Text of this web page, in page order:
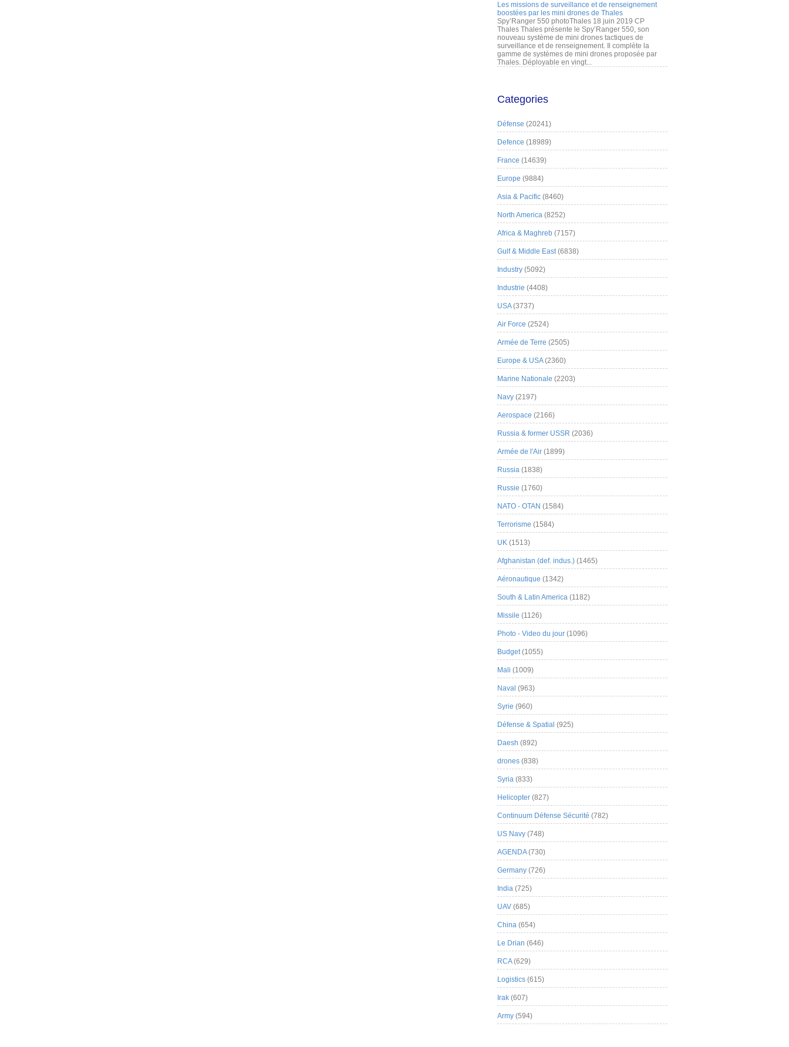
Les missions de surveillance et de renseignement
boostées par les mini drones de Thales
Spy’Ranger 550 photoThales 18 juin 2019 CP
Thales Thales présente le Spy’Ranger 550, son
nouveau système de mini drones tactiques de
surveillance et de renseignement. Il complète la
gamme de systèmes de mini drones proposée par
Thales. Déployable en vingt...
Categories
Défense (20241)
Defence (18989)
France (14639)
Europe (9884)
Asia & Pacific (8460)
North America (8252)
Africa & Maghreb (7157)
Gulf & Middle East(6838)
Industry (5092)
Industrie (4408)
USA(3737)
Air Force (2524)
Armée de Terre (2505)
Europe & USA(2360)
Marine Nationale (2203)
Navy (2197)
Aerospace (2166)
Russia & former USSR (2036)
Armée de l'Air (1899)
Russia (1838)
Russie (1760)
NATO - OTAN (1584)
Terrorisme (1584)
UK (1513)
Afghanistan (def. indus.) (1465)
Aéronautique (1342)
South & Latin America (1182)
Missile (1126)
Photo - Video du jour (1096)
Budget(1055)
Mali (1009)
Naval (963)
Syrie (960)
Défense & Spatial (925)
Daesh (892)
drones (838)
Syria (833)
Helicopter (827)
Continuum Défense Sécurité (782)
US Navy (748)
AGENDA(730)
Germany (726)
India (725)
UAV (685)
China (654)
Le Drian (646)
RCA(629)
Logistics (615)
Irak (607)
Army (594)